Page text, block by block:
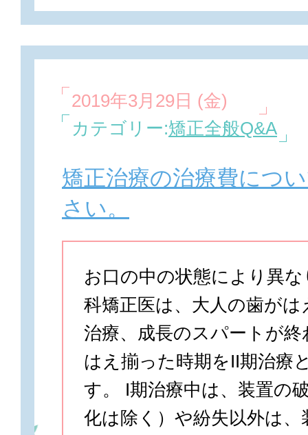
2019年3月29日 (金)
カテゴリー:矯正全般Q&A
矯正治療の治療費につ
さい。
お口の中の状態により異
科矯正医は、大人の歯がは
治療、成長のスパートが
はえ揃った時期をII期治療
す。 I期治療中は、装置の
化は除く）や紛失以外は、